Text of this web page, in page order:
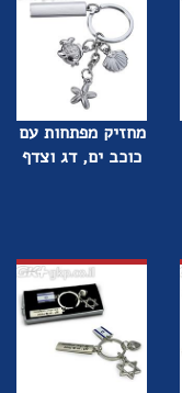
מחזיק מפתחות עם
כוכב ים, דג וצדף